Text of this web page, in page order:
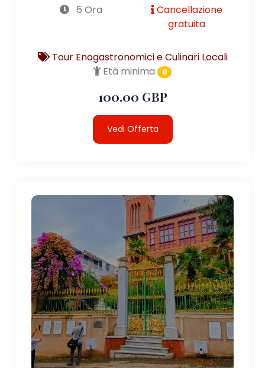
5 Ora
Cancellazione
gratuita
Tour Enogastronomici e Culinari Locali
Età minima
0
100.00 GBP
Vedi Offerta